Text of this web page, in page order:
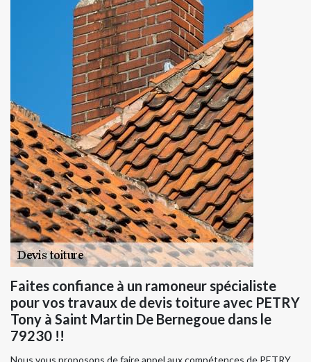
Faites confiance à un ramoneur spécialiste
pour vos travaux de devis toiture avec PETRY
Tony à Saint Martin De Bernegoue dans le
79230 !!